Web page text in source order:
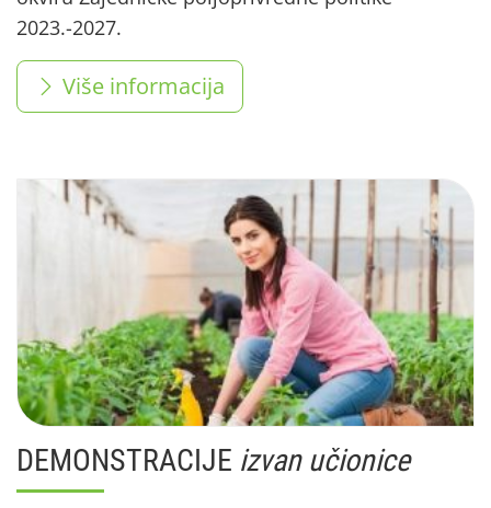
2023.-2027.
Više informacija
DEMONSTRACIJE izvan učionice